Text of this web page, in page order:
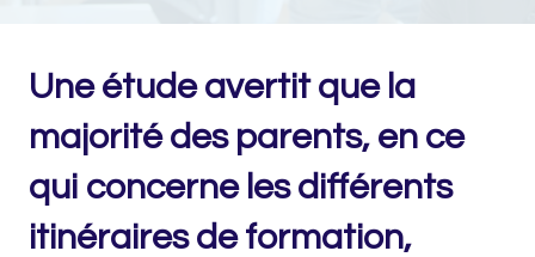
Une étude avertit que la
majorité des parents, en ce
qui concerne les différents
itinéraires de formation,